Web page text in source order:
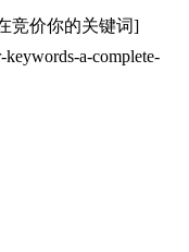
竞价你的关键词]
a-complete-